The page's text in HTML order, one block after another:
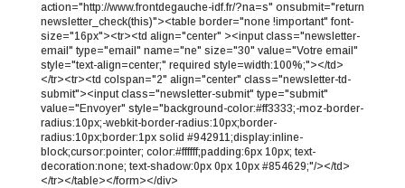
action="http://www.frontdegauche-idf.fr/?na=s" onsubmit="return
newsletter_check(this)"><table border="none !important" font-
size="16px"><tr><td align="center" ><input class="newsletter-
email" type="email" name="ne" size="30" value="Votre email"
style="text-align=center;" required style=width:100%;"></td>
</tr><tr><td colspan="2" align="center" class="newsletter-td-
submit"><input class="newsletter-submit" type="submit"
value="Envoyer" style="background-color:#ff3333;-moz-border-
radius:10px;-webkit-border-radius:10px;border-
radius:10px;border:1px solid #942911;display:inline-
block;cursor:pointer; color:#ffffff;padding:6px 10px; text-
decoration:none; text-shadow:0px 0px 10px #854629;"/></td>
</tr></table></form></div>